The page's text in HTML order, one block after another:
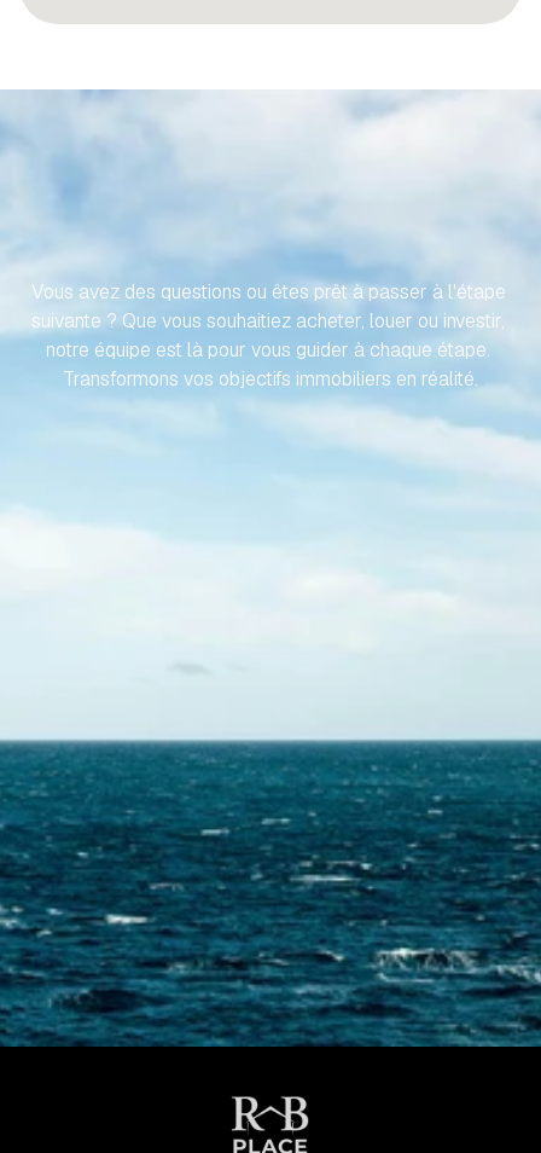
EFFORT
Vous avez des questions ou êtes prêt à passer à l'étape
suivante ? Que vous souhaitiez acheter, louer ou investir,
notre équipe est là pour vous guider à chaque étape.
Transformons vos objectifs immobiliers en réalité.